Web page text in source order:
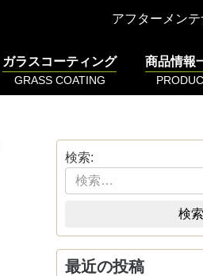
アフターメン
ガラスコーティング
GRASS COATING
商品情報
検索:
検索
最近の投稿